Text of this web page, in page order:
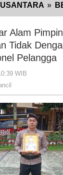
»
Alam
Tidak
Pelangga
WIB